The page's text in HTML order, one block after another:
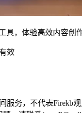
，体验高效内容创
效
务，不代表